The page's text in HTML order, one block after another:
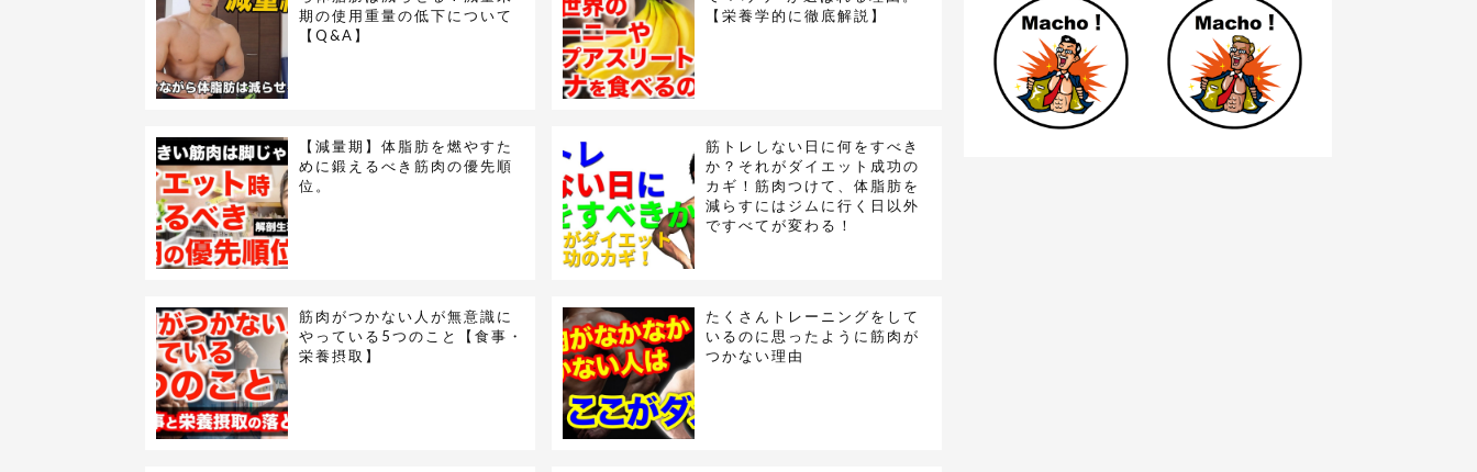
期の使用重量の低下について
【Q&A】
【栄養学的に徹底解説】
【減量期】体脂肪を燃やすた
めに鍛えるべき筋肉の優先順
位。
筋トレしない日に何をすべき
か？それがダイエット成功の
カギ！筋肉つけて、体脂肪を
減らすにはジムに行く日以外
ですべてが変わる！
筋肉がつかない人が無意識に
やっている5つのこと【食事・
栄養摂取】
たくさんトレーニングをして
いるのに思ったように筋肉が
つかない理由